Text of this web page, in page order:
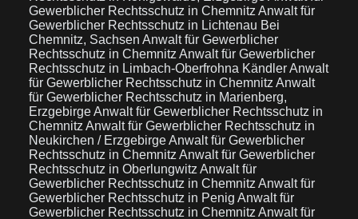
Gewerblicher Rechtsschutz in Chemnitz Anwalt für
Gewerblicher Rechtsschutz in Lichtenau Bei
Chemnitz, Sachsen Anwalt für Gewerblicher
Rechtsschutz in Chemnitz Anwalt für Gewerblicher
Rechtsschutz in Limbach-Oberfrohna KändlerAnwalt
für Gewerblicher Rechtsschutz in Chemnitz Anwalt
für Gewerblicher Rechtsschutz in Marienberg,
ErzgebirgeAnwalt für Gewerblicher Rechtsschutz in
Chemnitz Anwalt für Gewerblicher Rechtsschutz in
Neukirchen / ErzgebirgeAnwalt für Gewerblicher
Rechtsschutz in Chemnitz Anwalt für Gewerblicher
Rechtsschutz in Oberlungwitz Anwalt für
Gewerblicher Rechtsschutz in Chemnitz Anwalt für
Gewerblicher Rechtsschutz in Penig Anwalt für
Gewerblicher Rechtsschutz in Chemnitz Anwalt für